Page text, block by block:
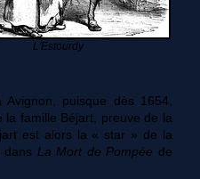
L'Estourdy
puisque dès 1654,
famille Béjart, preuve de la
est alors la « star » de la
dans La Mort de Pompée de